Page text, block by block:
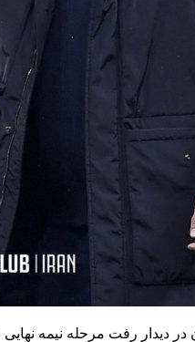
دیدار رفت مرحله نیمه نهایی